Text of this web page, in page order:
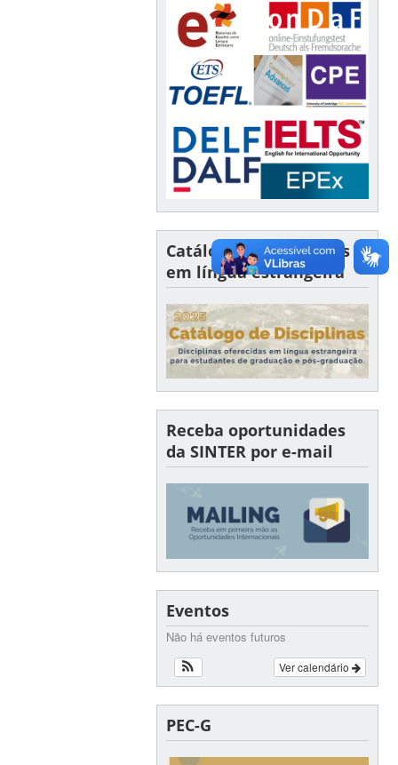
Catálogo de disciplinas
em língua estrangeira
Receba oportunidades
da SINTER por e-mail
Eventos
Não há eventos futuros
Ver calendário
PEC-G